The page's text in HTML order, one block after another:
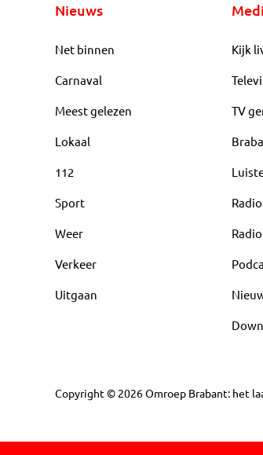
Nieuws
Net binnen
Carnaval
Meest gelezen
Lokaal
112
Sport
Weer
Verkeer
Uitgaan
Kijk
TV
Copyright © 2026Omroep Brabant: het